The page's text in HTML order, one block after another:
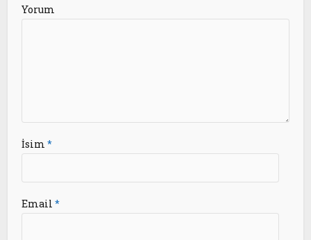
Yorum
İsim*
Email*